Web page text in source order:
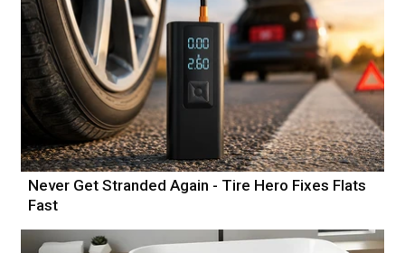
Never Get Stranded Again - Tire Hero Fixes Flats
Fast